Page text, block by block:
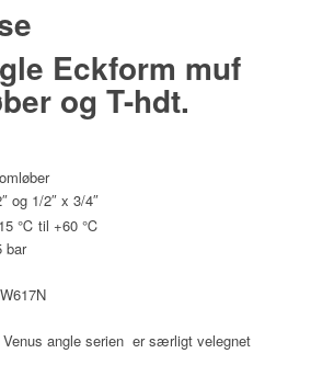
Eckform muf
og T-hdt.
og 1/2″ x 3/4″
15 ℃ til +60 ℃
bar
angle serien er særligt velegnet